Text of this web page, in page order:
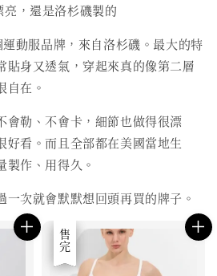
，還是洛杉磯製的
動服品牌，來自洛杉磯。最大的特
貼身又透氣，穿起來真的像第二層
自在。
會勒、不會卡，細節也做得很漂
好看。而且全部都在美國當地生
製作、用得久。
次就會默默想回頭再買的牌子。
優惠
售完